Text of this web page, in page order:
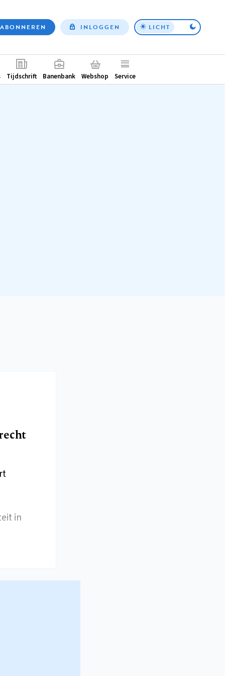
Top
ABONNEREN INLOGGEN LICHT
Tijdschrift Banenbank Webshop Service
in